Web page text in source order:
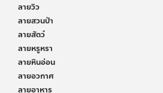
ลายวิว
ลายสวนป่า
ลายสัตว์
ลายหรูหรา
ลายหินอ่อน
ลายอวกาศ
ลายอาหาร